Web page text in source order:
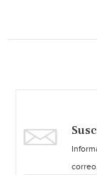
correo.